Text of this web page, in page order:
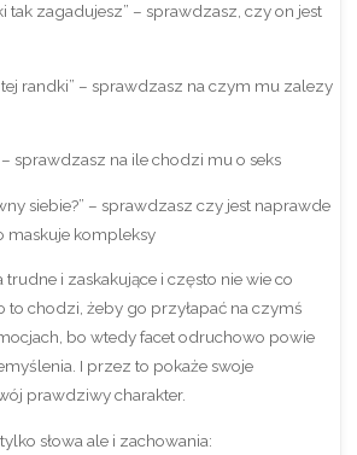
tak zagadujesz” – sprawdzasz, czy on jest
tej randki” – sprawdzasz na czym mu zalezy
– sprawdzasz na ile chodzi mu o seks
siebie?” – sprawdzasz czy jest naprawde
maskuje kompleksy
trudne i zaskakujące i często nie wie co
to chodzi, żeby go przyłapać na czymś
bo wtedy facet odruchowo powie
I przez to pokaże swoje
prawdziwy charakter.
słowa ale i zachowania: